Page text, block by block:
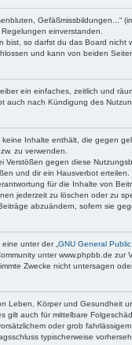
einverstanden.
so darfst du das Board
und kann von beiden
ein einfaches, zeitlich und
auch nach Kündigung des
Inhalte enthält, die gegen
zu verwenden.
Verstößen gegen diese
und dir ein Hausverbot erteilen.
für die Inhalte von
jederzeit zu löschen oder zu
abzuändern, sofern sie
unter der „ GNU General
unter www.phpbb.de
Zwecke nicht untersagen
Leben, Körper und Gesundheit
gilt auch für mittelbare
oder grob
typischerweise